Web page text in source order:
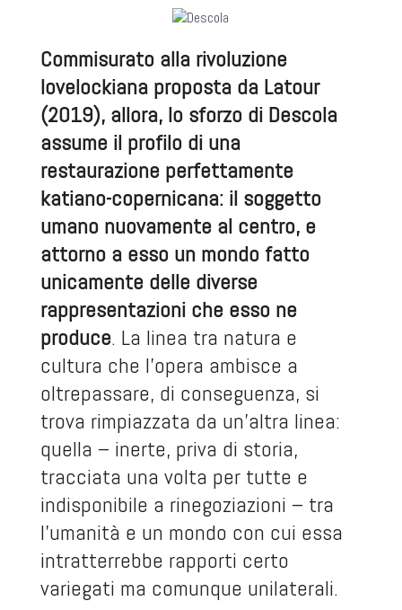
Commisurato alla rivoluzione
lovelockiana proposta da Latour
(2019), allora, lo sforzo di Descola
assume il profilo di una
restaurazione perfettamente
katiano-copernicana: il soggetto
umano nuovamente al centro, e
attorno a esso un mondo fatto
unicamente delle diverse
rappresentazioni che esso ne
produce. La linea tra natura e
cultura che l’opera ambisce a
oltrepassare, di conseguenza, si
trova rimpiazzata da un’altra linea:
quella – inerte, priva di storia,
tracciata una volta per tutte e
indisponibile a rinegoziazioni – tra
l’umanità e un mondo con cui essa
intratterrebbe rapporti certo
variegati ma comunque unilaterali.